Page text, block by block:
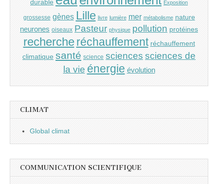
durable Exposition
grossesse gènes Lille livre lumière mer métabolisme nature
neurones oiseaux Pasteur physique pollution protéines
recherche réchauffement réchauffement
climatique santé science sciences sciences de
la vie énergie évolution
CLIMAT
Global climat
COMMUNICATION SCIENTIFIQUE